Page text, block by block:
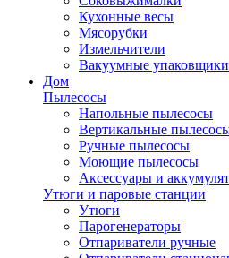
Кухонные весы
Мясорубки
Измельчители
Вакуумные упаковщики
Дом
Пылесосы
Напольные пылесосы
Вертикальные
Ручные пылесосы
Моющие пылесосы
Аксессуары и
Утюги и паровые станции
Утюги
Парогенераторы
Отпариватели ручные